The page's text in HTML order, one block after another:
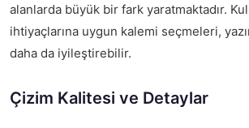
alanlarda büyük bir fark yaratmaktadır.
ihtiyaçlarına uygun kalemi seçmeleri,
daha da iyileştirebilir.
Çizim Kalitesi ve Detaylar